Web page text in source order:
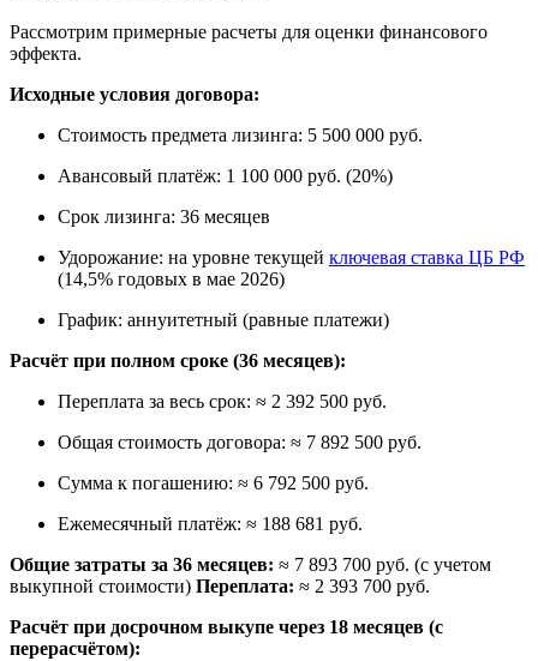
Рассмотрим примерные расчеты для оценки финансового
эффекта.
Исходные условия договора:
Стоимость предмета лизинга: 5 500 000 руб.
Авансовый платёж: 1 100 000 руб. (20%)
Срок лизинга: 36 месяцев
Удорожание: на уровне текущей ключевая ставка ЦБ РФ
(14,5% годовых в мае 2026)
График: аннуитетный (равные платежи)
Расчёт при полном сроке (36 месяцев):
Переплата за весь срок: ≈ 2 392 500 руб.
Общая стоимость договора: ≈ 7 892 500 руб.
Сумма к погашению: ≈ 6 792 500 руб.
Ежемесячный платёж: ≈ 188 681 руб.
Общие затраты за 36 месяцев: ≈ 7 893 700 руб. (с учетом
выкупной стоимости) Переплата: ≈ 2 393 700 руб.
Расчёт при досрочном выкупе через 18 месяцев (с
перерасчётом):